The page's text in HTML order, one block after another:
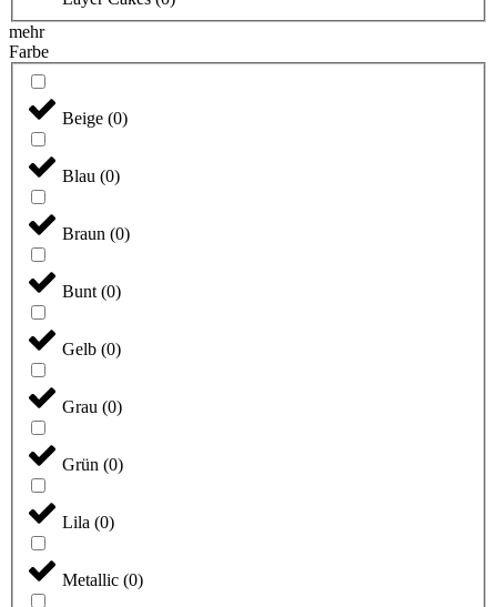
mehr
Farbe
Beige (0)
Blau (0)
Braun (0)
Bunt (0)
Gelb (0)
Grau (0)
Grün (0)
Lila (0)
Metallic (0)